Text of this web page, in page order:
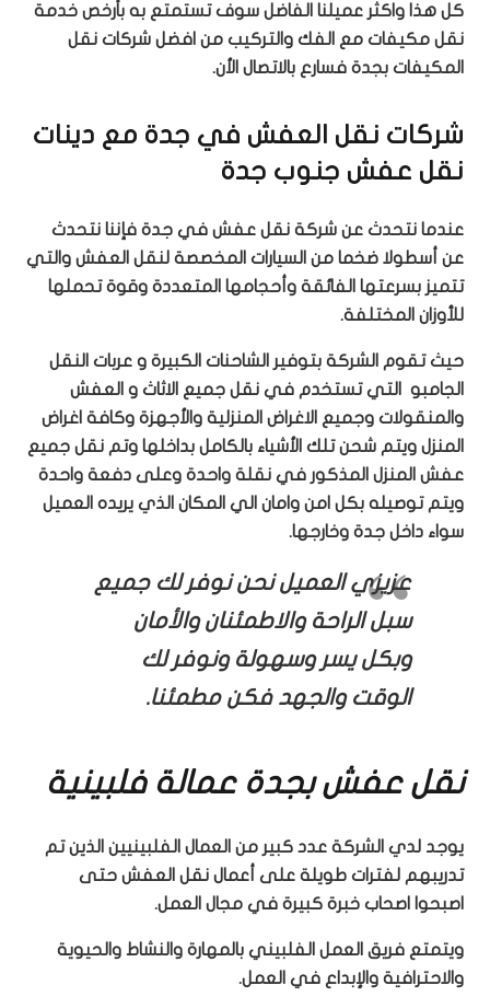
كل هذا واكثر عميلنا الفاضل سوف تستمتع به بأرخص خدمة
نقل مكيفات مع الفك والتركيب من افضل شركات نقل
المكيفات بجدة فسارع بالاتصال الأن.
شركات نقل العفش في جدة مع دينات
نقل عفش جنوب جدة
عندما نتحدث عن شركة نقل عفش في جدة فإننا نتحدث
عن أسطولا ضخما من السيارات المخصصة لنقل العفش والتي
تتميز بسرعتها الفائقة وأحجامها المتعددة وقوة تحملها
للأوزان المختلفة.
حيث تقوم الشركة بتوفير الشاحنات الكبيرة و عربات النقل
الجامبو التي تستخدم في نقل جميع الاثاث و العفش
والمنقولات وجميع الاغراض المنزلية والأجهزة وكافة اغراض
المنزل ويتم شحن تلك الأشياء بالكامل بداخلها وتم نقل جميع
عفش المنزل المذكور في نقلة واحدة وعلى دفعة واحدة
ويتم توصيله بكل امن وامان الي المكان الذي يريده العميل
سواء داخل جدة وخارجها.
عزيزي العميل نحن نوفر لك جميع
سبل الراحة والاطمئنان والأمان
وبكل يسر وسهولة ونوفر لك
الوقت والجهد فكن مطمئنا.
نقل عفش بجدة عمالة فلبينية
يوجد لدي الشركة عدد كبير من العمال الفلبينيين الذين تم
تدريبهم لفترات طويلة على أعمال نقل العفش حتى
اصبحوا اصحاب خبرة كبيرة في مجال العمل.
ويتمتع فريق العمل الفلبيني بالمهارة والنشاط والحيوية
والاحترافية والإبداع في العمل.